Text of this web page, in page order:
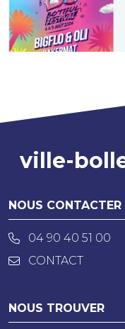
ville-
NOUS CONTACTER
04 90 40 51 00
CONTACT
NOUS TROUVER